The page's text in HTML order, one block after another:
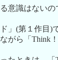
意識はない
」(第１作目)
がら「Think